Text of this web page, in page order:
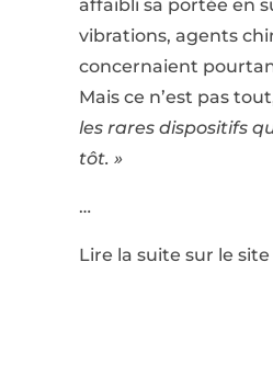
affaibli sa portée en
vibrations, agents
concernaient
Mais ce n’est pas
les rares dispositifs
tôt. »
…
Lire la suite sur le site